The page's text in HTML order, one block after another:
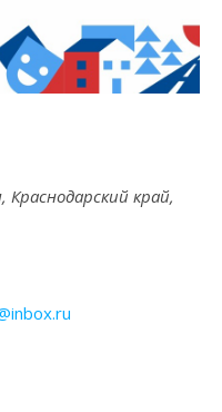
Краснодарский край,